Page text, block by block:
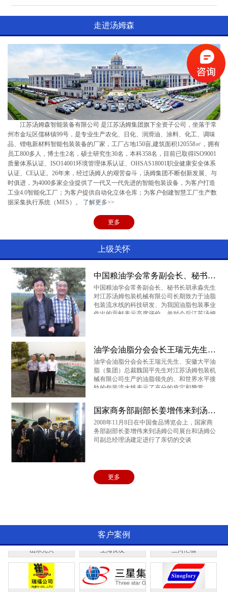
走进汤姆森
江苏汤姆森智能装备有限公司 是江苏汤姆集团旗下全资子公司，坐落于常
州市金坛区儒林镇99号，是专业生产农化、日化、润滑油、涂料、化工、调味
品、锂电新材料智能包装装备的厂家，工厂占地150亩,建筑面积120558㎡，拥有
员工800多人，博士生2名，硕士研究生30名，本科358名，目前已取得ISO9001
质量体系认证、ISO14001环境管理体系认证、OHSAS18001职业健康安全体系
认证、CE认证。26年来，经过汤姆人的艰苦奋斗，汤姆集团不断创新发展、与
时俱进，为4000多家企业提供了一代又一代先进的智能包装设备，为客户打造
工业4.0智能化工厂；为客户提供自动化立体仓库；为客户创建智慧工厂生产数
据采集执行系统（MES）。 了解更多>>
更多
上级关怀
中国粮油学会常务副会长、秘书长胡承淼先生莅临我司
中国粮油学会常务副会长、秘书长胡承淼先生
对江苏汤姆包装机械有限公司长期致力于油脂
包装流水线的科技研发、为我国油脂包装事业
作出的贡献表示高度评价，并对今后江苏汤姆
油学会油脂分会会长王瑞元先生、安徽大平油脂（集团）总裁魏国平先生来我司指导
油学会油脂分会会长王瑞元先生、安徽大平油
脂（集团）总裁魏国平先生对江苏汤姆包装机
械有限公司生产的油脂领先的、和世界水平接
轨的包装流水线表示了充分的肯定和赞赏
国家商务部副部长姜增伟来到汤姆公司展台和汤姆公司副总经理汤建定进行了亲切的交谈
2008年11月8日在中国食品博览会上，国家商
务部副部长姜增伟来到汤姆公司展台和汤姆公
司副总经理汤建定进行了亲切的交谈
更多
客户案例
上海大联 山东源根石化 零公里
PTT 山东国鸿 美孚
贵州味莼园 壳牌 深圳车仆
依合聚工
浙江全兴 中国蓝星 道达尔
云瀚股份
中海油 中石化 晨光油脂
大平粮油 爱菊油脂 云河实业
山东光大 上海良友 三河汇福